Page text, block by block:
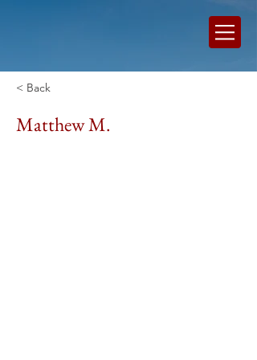
< Back
Matthew M.